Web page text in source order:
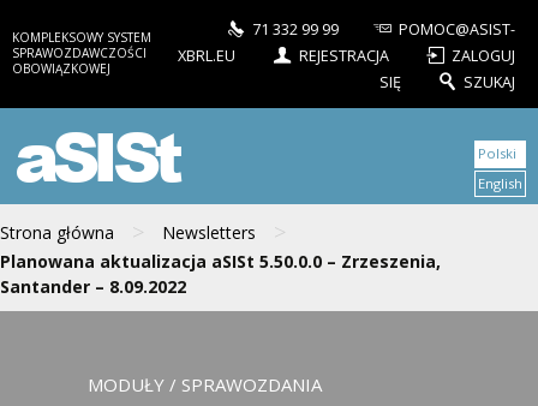
KOMPLEKSOWY SYSTEM
SPRAWOZDAWCZOŚCI
OBOWIĄZKOWEJ
71 332 99 99
POMOC@ASIST-
XBRL.EU
REJESTRACJA
ZALOGUJ
SIĘ
SZUKAJ
aSISt
Strona główna > Newsletters >
Planowana aktualizacja aSISt 5.50.0.0 – Zrzeszenia,
Santander – 8.09.2022
Polski
English
MODUŁY / SPRAWOZDANIA